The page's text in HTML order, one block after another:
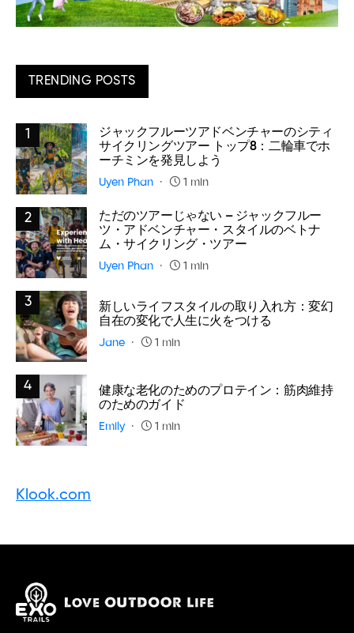
TRENDING POSTS
1
ジャックフルーツアドベンチャーのシティ
サイクリングツアー トップ8：二輪車でホ
ーチミンを発見しよう
Uyen Phan 1 min
2
ただのツアーじゃない – ジャックフルー
ツ・アドベンチャー・スタイルのベトナ
ム・サイクリング・ツアー
Uyen Phan 1 min
3
新しいライフスタイルの取り入れ方：変幻
自在の変化で人生に火をつける
Jane 1 min
4
健康な老化のためのプロテイン：筋肉維持
のためのガイド
Emily 1 min
Klook.com